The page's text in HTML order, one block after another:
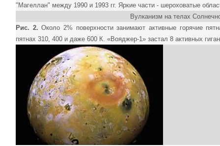
"Магеллан" между 1990 и 1993 гг. Яркие части - шероховатые
Вулканизм на телах
Рис. 2. Около 2% поверхности занимают активные горячие
пятнах 310, 400 и даже 600 К. «Вояджер-1» застал 8 активных